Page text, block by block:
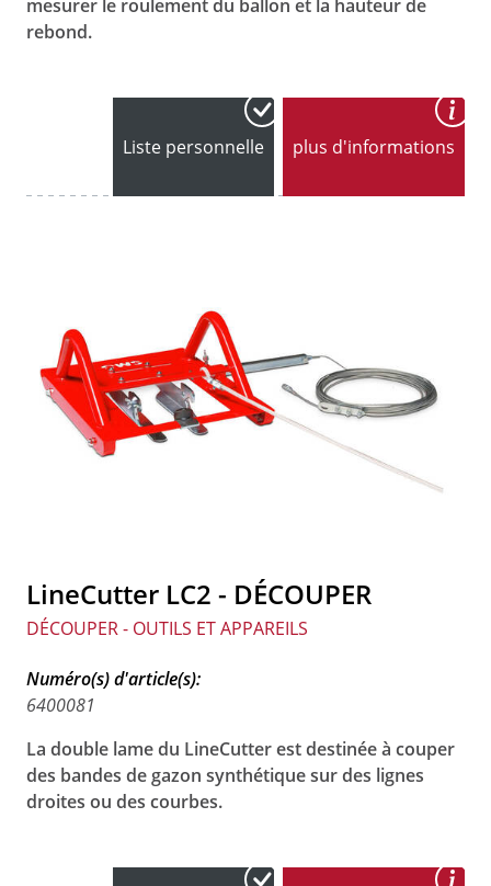
mesurer le roulement du ballon et la hauteur de
rebond.
Liste personnelle plus d'informations
LineCutter LC2 - DÉCOUPER
DÉCOUPER - OUTILS ET APPAREILS
Numéro(s) d'article(s):
6400081
La double lame du LineCutter est destinée à couper
des bandes de gazon synthétique sur des lignes
droites ou des courbes.